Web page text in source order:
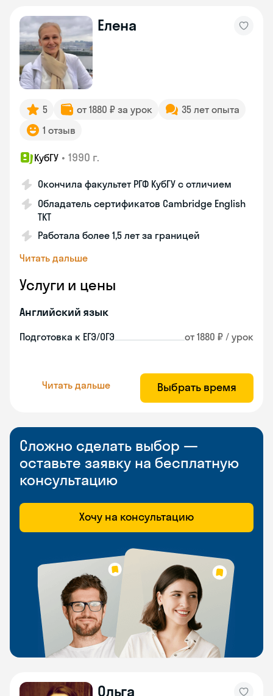
Елена
5 от 1880 ₽ за урок
35 лет опыта
1 отзыв
КубГУ • 1990 г.
Окончила факультет РГФ КубГУ с отличием
Обладатель сертификатов Cambridge English
TKT
Работала более 1,5 лет за границей
Читать дальше
Услуги и цены
Английский язык
Подготовка к ЕГЭ/ОГЭ от 1880 ₽ / урок
Читать дальше Выбрать время
Сложно сделать выбор —
оставьте заявку на бесплатную
консультацию
Хочу на консультацию
Ольга